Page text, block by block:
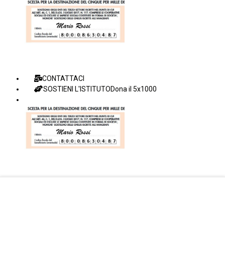
CONTATTACI
SOSTIENI L'ISTITUTODona il 5x1000